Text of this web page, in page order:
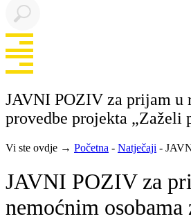
JAVNI POZIV za prijam u
provedbe projekta „Zaželi
Vi ste ovdje → Početna - Natječaji -
JAVNI POZIV za
nemoćnim